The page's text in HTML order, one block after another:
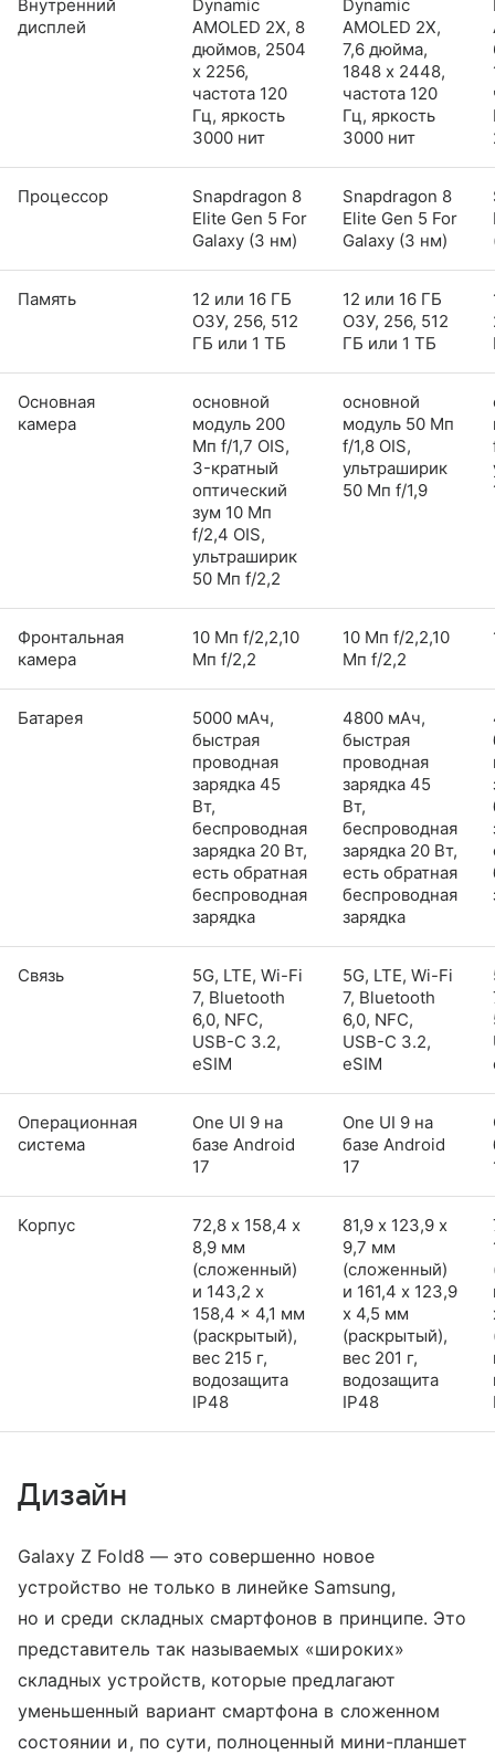
Внутренний
дисплей
Dynamic
AMOLED 2X, 8
дюймов, 2504
x 2256,
частота 120
Гц, яркость
3000 нит
Dynamic
AMOLED 2X,
7,6 дюйма,
1848 x 2448,
частота 120
Гц, яркость
3000 нит
Процессор
Snapdragon 8
Elite Gen 5 For
Galaxy (3 нм)
Snapdragon 8
Elite Gen 5 For
Galaxy (3 нм)
Память
12 или 16 ГБ
ОЗУ, 256, 512
ГБ или 1 ТБ
12 или 16 ГБ
ОЗУ, 256, 512
ГБ или 1 ТБ
Основная
камера
основной
модуль 200
Мп f/1,7 OIS,
3-кратный
оптический
зум 10 Мп
f/2,4 OIS,
ультраширик
50 Мп f/2,2
основной
модуль 50 Мп
f/1,8 OIS,
ультраширик
50 Мп f/1,9
Фронтальная
камера
10 Мп f/2,2,10
Мп f/2,2
10 Мп f/2,2,10
Мп f/2,2
Батарея
5000 мАч,
быстрая
проводная
зарядка 45
Вт,
беспроводная
зарядка 20 Вт,
есть обратная
беспроводная
зарядка
4800 мАч,
быстрая
проводная
зарядка 45
Вт,
беспроводная
зарядка 20 Вт,
есть обратная
беспроводная
зарядка
Связь
5G, LTE, Wi-Fi
7, Bluetooth
6,0, NFC,
USB-C 3.2,
eSIM
5G, LTE, Wi-Fi
7, Bluetooth
6,0, NFC,
USB-C 3.2,
eSIM
Операционная
система
One UI 9 на
базе Android
17
One UI 9 на
базе Android
17
Корпус
72,8 х 158,4 х
8,9 мм
(сложенный)
и 143,2 x
158,4 x 4,1 мм
(раскрытый),
вес 215 г,
водозащита
IP48
81,9 х 123,9 х
9,7 мм
(сложенный)
и 161,4 x 123,9
x 4,5 мм
(раскрытый),
вес 201 г,
водозащита
IP48
Дизайн
Galaxy Z Fold8 — это совершенно новое
устройство не только в линейке Samsung,
но и среди складных смартфонов в принципе. Это
представитель так называемых «широких»
складных устройств, которые предлагают
уменьшенный вариант смартфона в сложенном
состоянии и, по сути, полноценный мини-планшет